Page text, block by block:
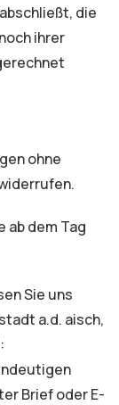
die
ihrer
ohne
ab dem Tag
Sie uns
a.d. aisch,
Brief oder E-